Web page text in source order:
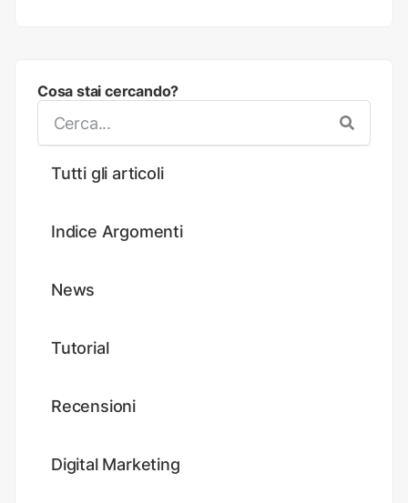
Cosa stai cercando?
Tutti gli articoli
Indice Argomenti
News
Tutorial
Recensioni
Digital Marketing